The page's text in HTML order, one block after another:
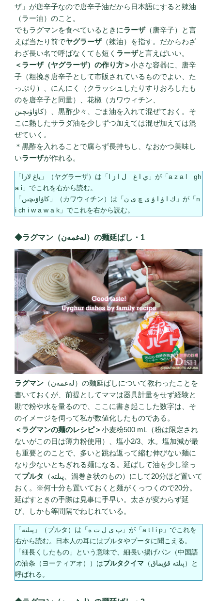
ザ」が唐辛子なので唐辛子油だから日本語にすると辣油
（ラー油）のこと。
でもラグマンを食べているときにラーザ（唐辛子）と言
えば当たり前でヤグラーザ（辣油）を指す。だからわざ
わざ長い名で呼ばなくても短く ラーザと言えばいい。
＜ラーザ（ヤグラーザ）の作り方＞小さな容器に、唐辛
子（粗挽き唐辛子として市販されているものでよい、た
っぷり）、にんにく（クラッシュしたりすりおろしたも
のを唐辛子と同量）、花椒（カワウィチン、
كاۋاۋىچىن）、黒酢少々、ごま油を入れて混ぜておく。そ
こに熱したサラダ油を少しずつ加えては混ぜ加えては混
ぜていく。
＊黒酢を入れることで腐らず長持ちし、なおかつ美味し
いラーザが作れる。
「ياغ لازا」（ヤグラーザ）は「ي ا غ ل ا ز ا」が「a z a l gh
a i」でこれを右から読む。
「كاۋاۋىچىن」（カワウィチン）は「ك ا ۋ ا ۋ ى چ ى ن」が「n
i ch i w a w a k」でこれを右から読む。
◆ラグマン（لەغمەن）の麺延ばし・1
ラグマン （لەغمەن）の麺延ばしについて教わったことを
書いておくが、前提としてママは器具計量をせず経験と
勘で粉や水を量るので、ここに書き起こした数字は、そ
のイメージを伺って私が数値化したものである。
＜ラグマンの麺のレシピ＞小麦粉500 mL（粉は限定され
ないがこの日は薄力粉使用）、塩小2/3、水。塩加減が最
も重要とのことで、多いと跳ね返って縮む伸びない麺に
なり少ないとちぎれる麺になる。延ばして油を少し塗っ
てプルタ
（پىلتە、渦巻き状のもの）にして20分ほど置いて
おく。※何十分も置いておくと麺がくっつくので20分。
延ばすときの手際は見事に手早い。太さが変わらず延
び、しかも等間隔でねじれている。
「پىلتە」（プルタ）は「پ ى ل ت ە」が「a t l i p」でこれを
右から読む。日本人の耳にはプルタやプータに聞こえる。
「細長くしたもの」という意味で、細長い揚げパン（中国語
の油条（ヨーティアオ））はプルタクイマ （پىلتە قۇيماق）と
呼ばれる。